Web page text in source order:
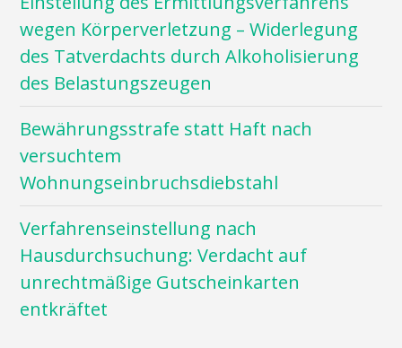
wegen Körperverletzung – Widerlegung
des Tatverdachts durch Alkoholisierung
des Belastungszeugen
Bewährungsstrafe statt Haft nach
versuchtem
Wohnungseinbruchsdiebstahl
Verfahrenseinstellung nach
Hausdurchsuchung: Verdacht auf
unrechtmäßige Gutscheinkarten
entkräftet